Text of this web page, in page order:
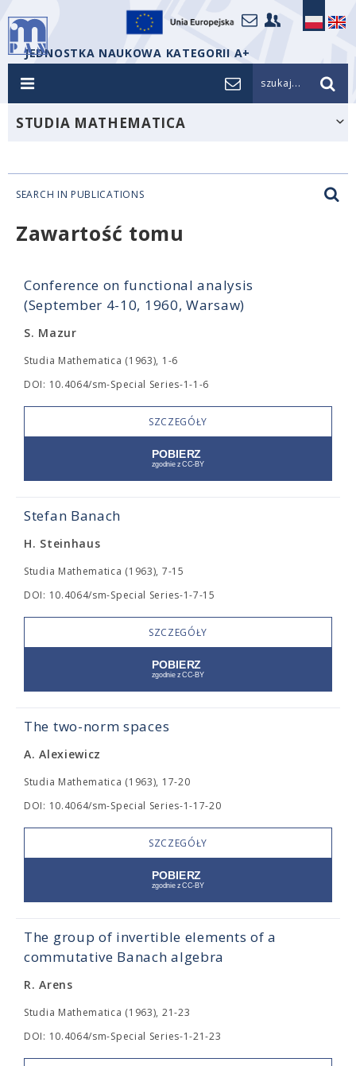
JEDNOSTKA NAUKOWA KATEGORII A+
szukaj...
STUDIA MATHEMATICA
SEARCH IN PUBLICATIONS
Zawartość tomu
Conference on functional analysis
(September 4-10, 1960, Warsaw)
S. Mazur
Studia Mathematica (1963), 1-6
DOI: 10.4064/sm-Special Series-1-1-6
SZCZEGÓŁY
Stefan Banach
H. Steinhaus
Studia Mathematica (1963), 7-15
DOI: 10.4064/sm-Special Series-1-7-15
SZCZEGÓŁY
The two-norm spaces
A. Alexiewicz
Studia Mathematica (1963), 17-20
DOI: 10.4064/sm-Special Series-1-17-20
SZCZEGÓŁY
The group of invertible elements of a
commutative Banach algebra
R. Arens
Studia Mathematica (1963), 21-23
DOI: 10.4064/sm-Special Series-1-21-23